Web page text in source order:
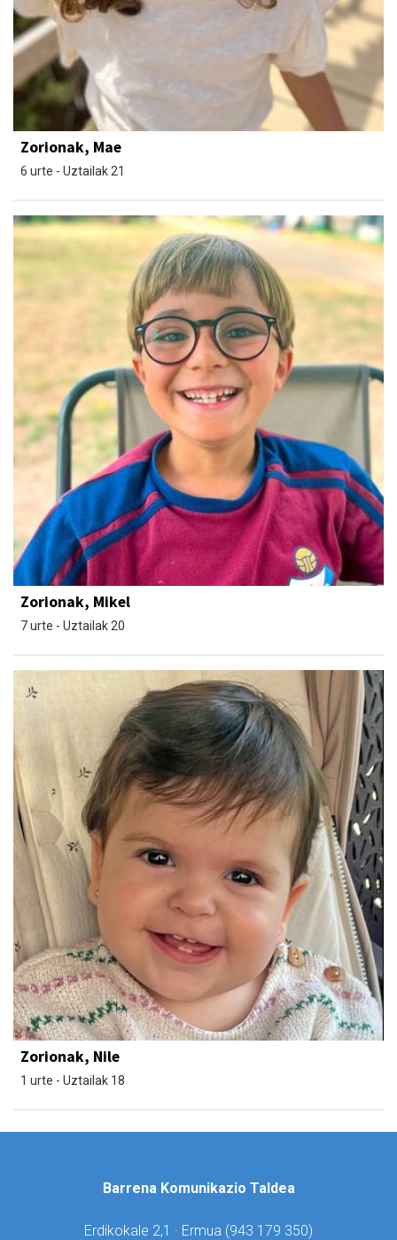
Zorionak, Mae
6 urte - Uztailak 21
Zorionak, Mikel
7 urte - Uztailak 20
Zorionak, Nile
1 urte - Uztailak 18
Barrena Komunikazio Taldea
Erdikokale 2,1 · Ermua (943 179 350)